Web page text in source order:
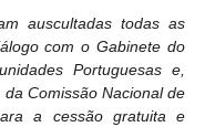
auscultadas todas as
com o Gabinete do
Portuguesas e,
Comissão Nacional de
a cessão gratuita e